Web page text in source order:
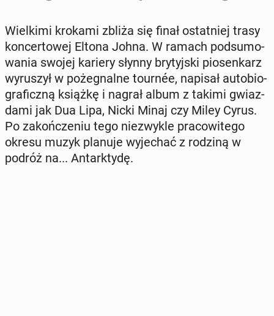
Wiel­ki­mi krokami zbliża się finał ostat­niej trasy
kon­cer­to­wej Eltona Johna. W ramach pod­su­mo­
wa­nia swojej kariery słynny bry­tyj­ski pio­sen­karz
wy­ru­szył w po­że­gnal­ne tournée, napisał au­to­bio­
gra­ficz­ną książkę i nagrał album z takimi gwiaz­
da­mi jak Dua Lipa, Nicki Minaj czy Miley Cyrus.
Po za­koń­cze­niu tego nie­zwy­kle pra­co­wi­te­go
okresu muzyk planuje wy­je­chać z rodziną w
podróż na... An­tark­ty­dę.